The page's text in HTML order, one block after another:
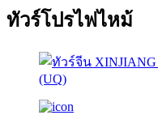
ทัวร์โปรไฟไหม้